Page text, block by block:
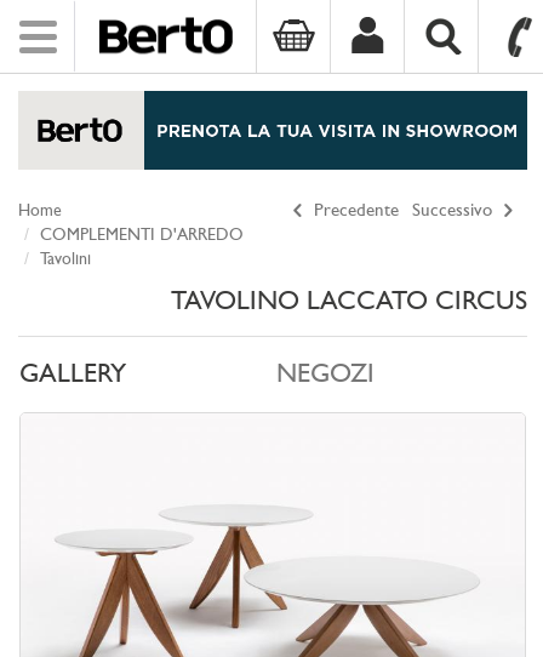
Toggle
navigation
Precedente Successivo
Home
COMPLEMENTI D'ARREDO
Tavolini
TAVOLINO LACCATO CIRCUS
GALLERY NEGOZI